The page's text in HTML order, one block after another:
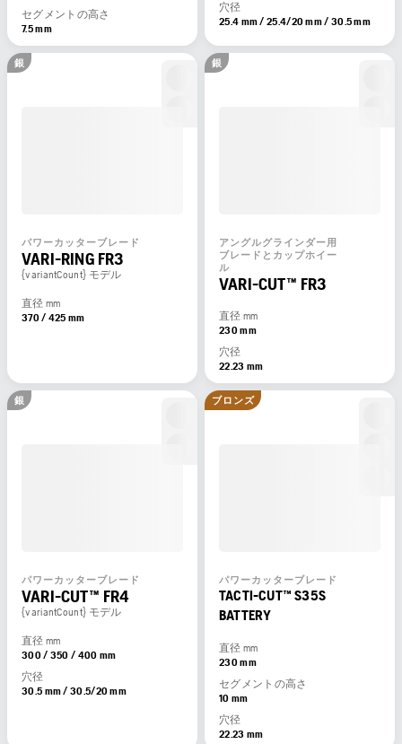
セグメントの高さ
7.5 mm
穴径
25.4 mm / 25.4/20 mm / 30.5 mm
銀
パワーカッターブレード
VARI-RING FR3
{variantCount} モデル
直径 mm
370 / 425 mm
銀
アングルグラインダー用
ブレードとカップホイー
ル
VARI-CUT™ FR3
直径 mm
230 mm
穴径
22.23 mm
銀
パワーカッターブレード
VARI-CUT™ FR4
{variantCount} モデル
直径 mm
300 / 350 / 400 mm
穴径
30.5 mm / 30.5/20 mm
ブロンズ
パワーカッターブレード
TACTI-CUT™ S35S
BATTERY
直径 mm
230 mm
セグメントの高さ
10 mm
穴径
22.23 mm